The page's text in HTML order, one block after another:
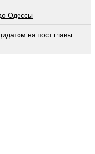
Одессы
на пост главы